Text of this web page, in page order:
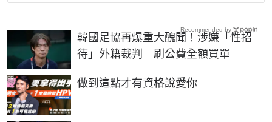
韓國足協再爆重大醜聞！涉嫌「性招
待」外籍裁判 刷公費全額買單
做到這點才有資格說愛你
PR
Recommended by